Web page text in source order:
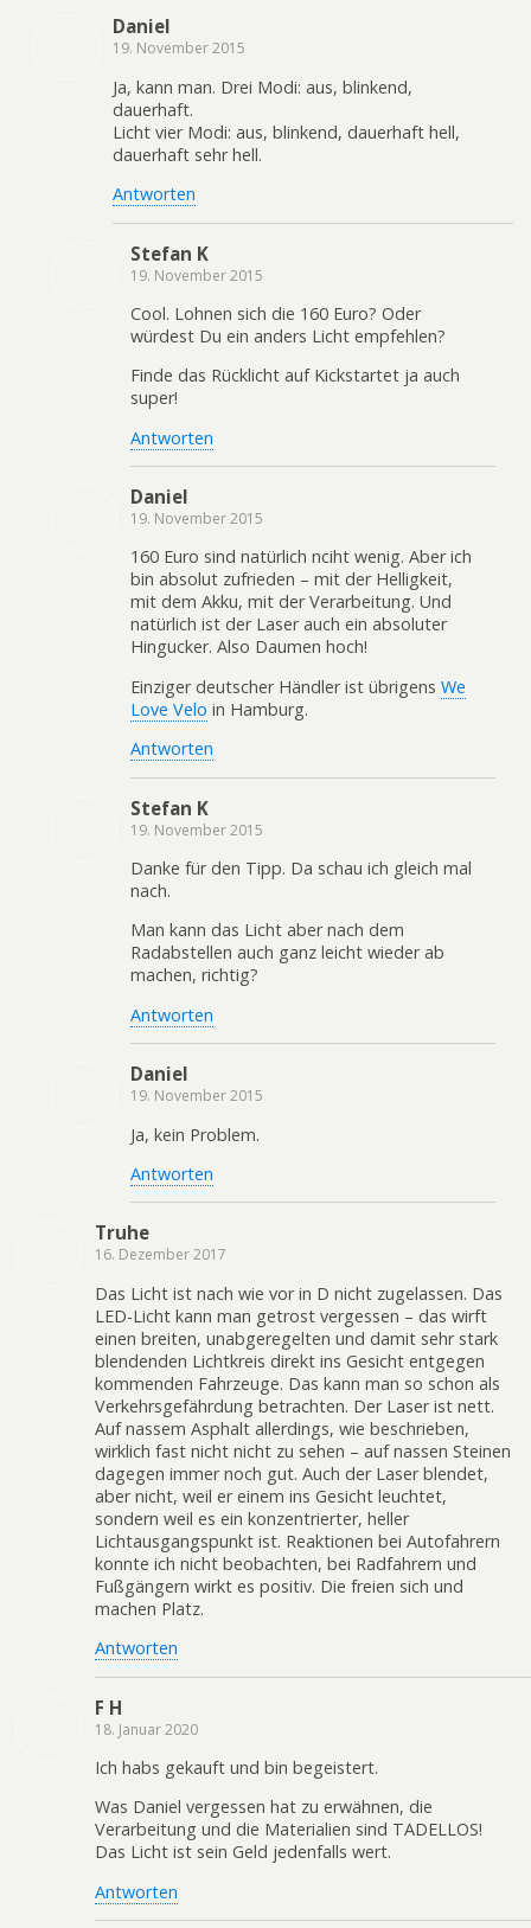
Daniel
19. November 2015
Ja, kann man. Drei Modi: aus, blinkend,
dauerhaft.
Licht vier Modi: aus, blinkend, dauerhaft hell,
dauerhaft sehr hell.
Antworten
Stefan K
19. November 2015
Cool. Lohnen sich die 160 Euro? Oder
würdest Du ein anders Licht empfehlen?
Finde das Rücklicht auf Kickstartet ja auch
super!
Antworten
Daniel
19. November 2015
160 Euro sind natürlich nciht wenig. Aber ich
bin absolut zufrieden – mit der Helligkeit,
mit dem Akku, mit der Verarbeitung. Und
natürlich ist der Laser auch ein absoluter
Hingucker. Also Daumen hoch!
Einziger deutscher Händler ist übrigens We
Love Velo in Hamburg.
Antworten
Stefan K
19. November 2015
Danke für den Tipp. Da schau ich gleich mal
nach.
Man kann das Licht aber nach dem
Radabstellen auch ganz leicht wieder ab
machen, richtig?
Antworten
Daniel
19. November 2015
Ja, kein Problem.
Antworten
Truhe
16. Dezember 2017
Das Licht ist nach wie vor in D nicht zugelassen. Das
LED-Licht kann man getrost vergessen – das wirft
einen breiten, unabgeregelten und damit sehr stark
blendenden Lichtkreis direkt ins Gesicht entgegen
kommenden Fahrzeuge. Das kann man so schon als
Verkehrsgefährdung betrachten. Der Laser ist nett.
Auf nassem Asphalt allerdings, wie beschrieben,
wirklich fast nicht nicht zu sehen – auf nassen Steinen
dagegen immer noch gut. Auch der Laser blendet,
aber nicht, weil er einem ins Gesicht leuchtet,
sondern weil es ein konzentrierter, heller
Lichtausgangspunkt ist. Reaktionen bei Autofahrern
konnte ich nicht beobachten, bei Radfahrern und
Fußgängern wirkt es positiv. Die freien sich und
machen Platz.
Antworten
F H
18. Januar 2020
Ich habs gekauft und bin begeistert.
Was Daniel vergessen hat zu erwähnen, die
Verarbeitung und die Materialien sind TADELLOS!
Das Licht ist sein Geld jedenfalls wert.
Antworten